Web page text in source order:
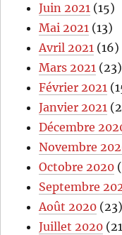
Juin 2021 (15)
Mai 2021 (13)
Avril 2021 (16)
Mars 2021 (23)
Février 2021
Janvier 2021
Décembre
Novembre
Octobre 2020
Septembre
Août 2020 (23)
Juillet 2020